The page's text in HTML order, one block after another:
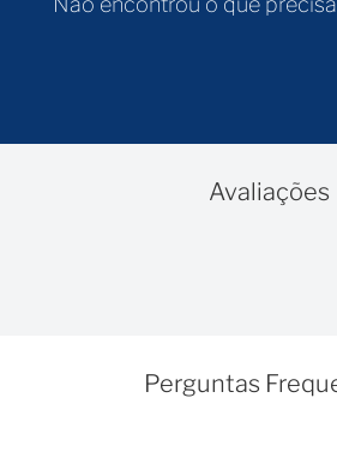
Avaliações
Perguntas